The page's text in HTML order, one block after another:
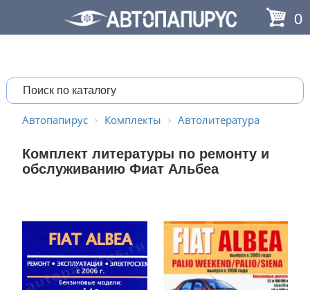
0
Автопапирус Комплекты Автолитература
Комплект литературы по ремонту и
обслуживанию Фиат Альбеа